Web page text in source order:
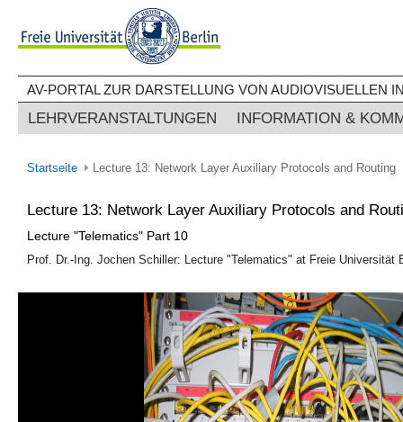
AV-PORTAL ZUR DARSTELLUNG VON AUDIOVISUELLEN
LEHRVERANSTALTUNGEN INFORMATION &
Startseite Lecture 13: Network Layer Auxiliary Protocols and Routing
Lecture 13: Network Layer Auxiliary Protocols and
Lecture "Telematics" Part 10
Prof. Dr.-Ing. Jochen Schiller: Lecture "Telematics" at Freie Universität